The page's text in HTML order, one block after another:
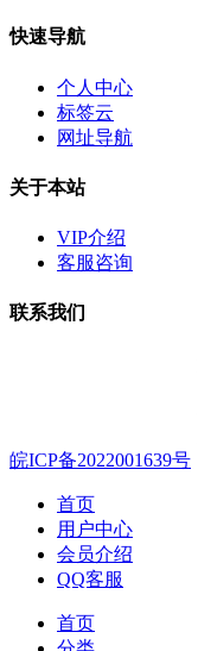
快速导航
个人中心
标签云
网址导航
关于本站
VIP介绍
客服咨询
联系我们
皖ICP备2022001639号
首页
用户中心
会员介绍
QQ客服
首页